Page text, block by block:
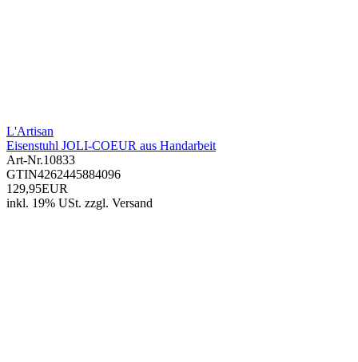
L'Artisan
Eisenstuhl JOLI-COEUR aus Handarbeit
Art-Nr.10833
GTIN4262445884096
129,95EUR
inkl. 19% USt. zzgl. Versand